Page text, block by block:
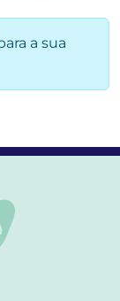
a sua